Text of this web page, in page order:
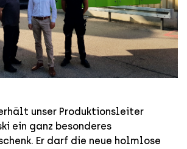
unser Produktionsleiter
ein ganz besonderes
Er darf die neue holmlose